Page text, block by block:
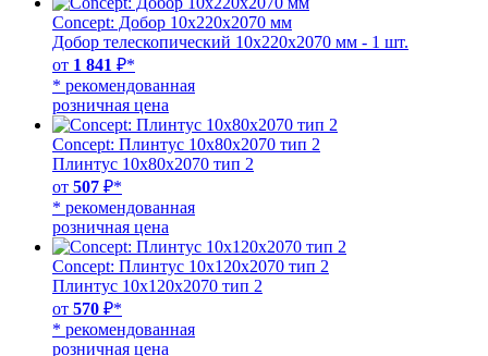
Concept: Добор 10х220х2070 мм
Добор телескопический 10х220х2070 мм - 1 шт.
от 1 841 ₽*
* рекомендованная
розничная цена
Concept: Плинтус 10х80х2070 тип 2
Плинтус 10х80х2070 тип 2
от 507 ₽*
* рекомендованная
розничная цена
Concept: Плинтус 10х120х2070 тип 2
Плинтус 10х120х2070 тип 2
от 570 ₽*
* рекомендованная
розничная цена